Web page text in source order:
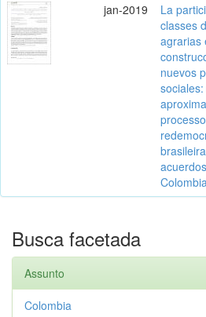
jan-2019
La
classes
agrarias
nuevos
Busca facetada
Assunto
Colombia